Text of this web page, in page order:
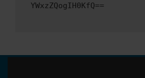
YWxzZQogIH0KfQ==